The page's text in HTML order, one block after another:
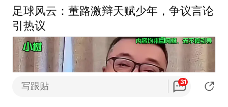
足球风云：董路激辩天赋少年，争议言论
引热议
写跟贴 31